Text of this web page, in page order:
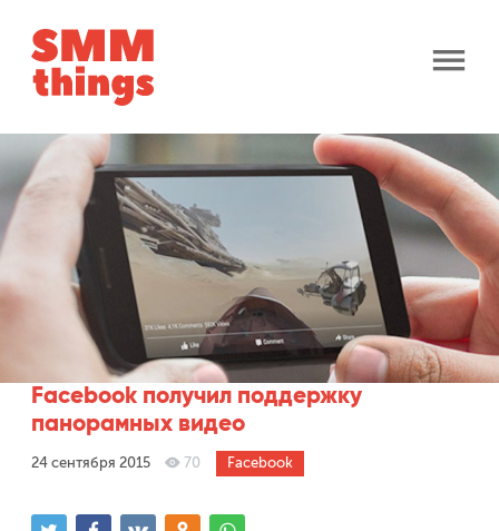
Социальные сети open
dropdown
menu
ВКонтакте
Facebook
Instagram
Twitter
open
Facebook получил поддержку
панорамных видео
24 сентября 2015 70 Facebook